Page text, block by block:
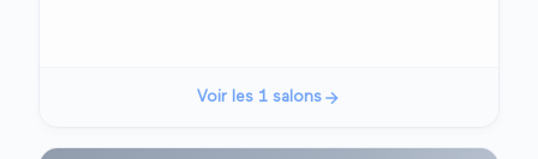
Voir les 1 salons